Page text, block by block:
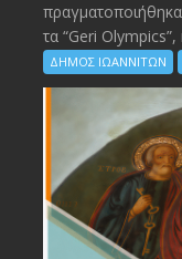
τα “Geri Olympics”,
ΔΗΜΟΣ ΙΩΑΝΝΙΤΩΝ